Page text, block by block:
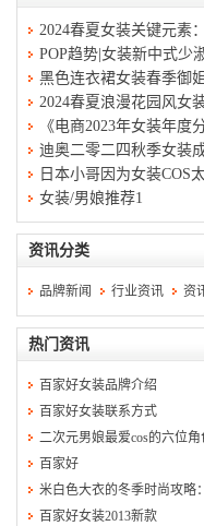
2024春夏女装关键元素
POP趋势|女装新中式少
黑色连衣裙女装春季御
2024春夏浪漫花园风女
《电商2023年女装年度
迪奥二零二四秋季女装
日本小哥因为女装COS
女装/男娘推荐1
资讯分类
品牌新闻 行业资讯 资
热门资讯
百家好女装品牌介绍
百家好女装联系方式
二次元男娘最爱cos的六位
百家好
米白色大衣的冬季时尚攻略
百家好女装2013新款